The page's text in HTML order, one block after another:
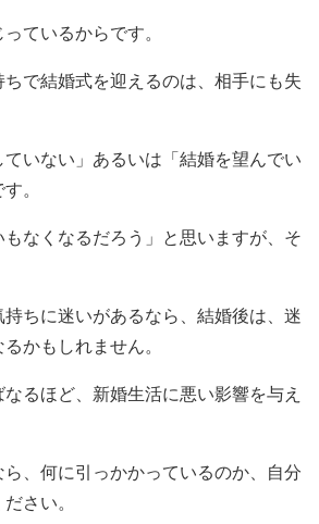
ているからです。
で結婚式を迎えるのは、相手にも失
ていない」あるいは「結婚を望んでい
。
もなくなるだろう」と思いますが、そ
ちに迷いがあるなら、結婚後は、迷
かもしれません。
るほど、新婚生活に悪い影響を与え
、何に引っかかっているのか、自分
さい。